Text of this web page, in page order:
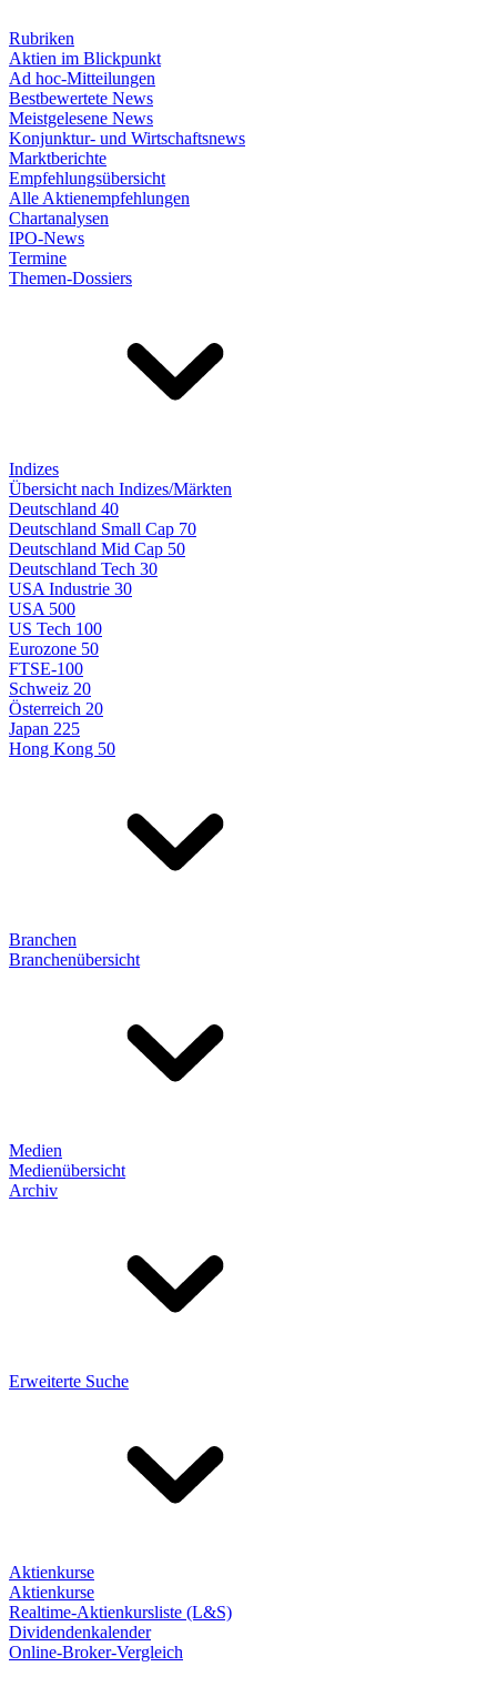
Rubriken
Aktien im Blickpunkt
Ad hoc-Mitteilungen
Bestbewertete News
Meistgelesene News
Konjunktur- und Wirtschaftsnews
Marktberichte
Empfehlungsübersicht
Alle Aktienempfehlungen
Chartanalysen
IPO-News
Termine
Themen-Dossiers
Indizes
Übersicht nach Indizes/Märkten
Deutschland 40
Deutschland Small Cap 70
Deutschland Mid Cap 50
Deutschland Tech 30
USA Industrie 30
USA 500
US Tech 100
Eurozone 50
FTSE-100
Schweiz 20
Österreich 20
Japan 225
Hong Kong 50
Branchen
Branchenübersicht
Medien
Medienübersicht
Archiv
Erweiterte Suche
Aktienkurse
Aktienkurse
Realtime-Aktienkursliste (L&S)
Dividendenkalender
Online-Broker-Vergleich